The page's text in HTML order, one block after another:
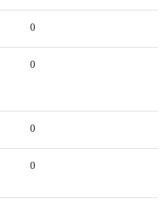
0
0
0
0